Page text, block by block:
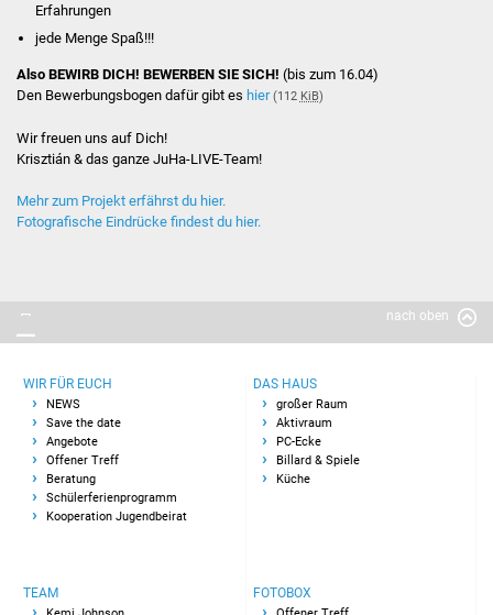
JuHa live
JuHa live 2024
Cake Pop Workshop
Erfahrungen
jede Menge Spaß!!!
Also BEWIRB DICH! BEWERBEN SIE SICH! (bis zum 16.04)
Den Bewerbungsbogen dafür gibt es hier(112 KiB)
Wir freuen uns auf Dich!
Krisztián & das ganze JuHa-LIVE-Team!
Mehr zum Projekt erfährst du hier.
Fotografische Eindrücke findest du hier.
nach oben
WIR FÜR EUCH
NEWS
Save the date
Angebote
Offener Treff
Beratung
Schülerferienprogramm
Kooperation Jugendbeirat
DAS HAUS
großer Raum
Aktivraum
PC-Ecke
Billard & Spiele
Küche
TEAM FOTOBOX